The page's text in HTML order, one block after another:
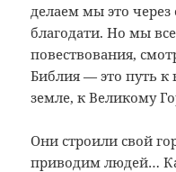
делаем мы это
благодати. Но мы
повествования,
Библия — это путь
земле, к Великому
Они строили свой
приводим людей…